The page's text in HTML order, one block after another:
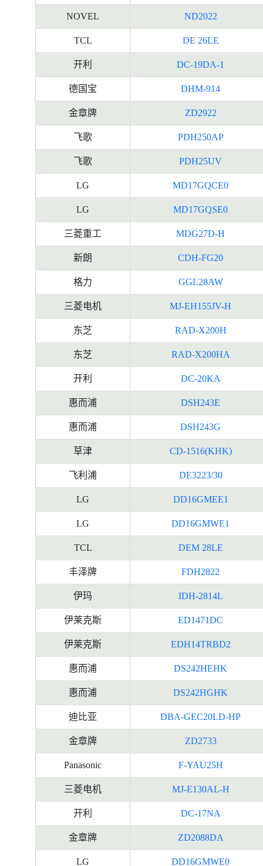
NOVEL ND2022
TCL DE 26LE
开利 DC-19DA-1
德国宝 DHM-914
金章牌 ZD2922
飞歌 PDH250AP
飞歌 PDH25UV
LG MD17GQCE0
LG MD17GQSE0
三菱重工 MDG27D-H
新朗 CDH-FG20
格力 GGL28AW
三菱电机 MJ-EH155JV-H
东芝 RAD-X200H
东芝 RAD-X200HA
开利 DC-20KA
惠而浦 DSH243E
惠而浦 DSH243G
草津 CD-1516(KHK)
飞利浦 DE3223/30
LG DD16GMEE1
LG DD16GMWE1
TCL DEM 28LE
丰泽牌 FDH2822
伊玛 IDH-2814L
伊莱克斯 ED1471DC
伊莱克斯 EDH14TRBD2
惠而浦 DS242HEHK
惠而浦 DS242HGHK
迪比亚 DBA-GEC20LD-HP
金章牌 ZD2733
Panasonic F-YAU25H
三菱电机 MJ-E130AL-H
开利 DC-17NA
金章牌 ZD2088DA
LG DD16GMWE0